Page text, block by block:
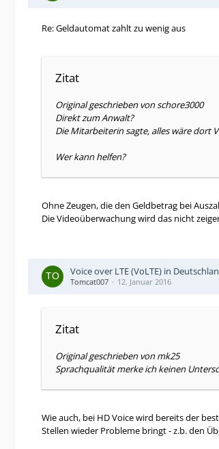
Re: Geldautomat zahlt zu wenig aus
Zitat
Original geschrieben von schore3000
Direkt zum Anwalt?
Die Mitarbeiterin sagte, alles wäre dort
Wer kann helfen?
Ohne Zeugen, die den Geldbetrag bei
Die Videoüberwachung wird das nicht
Voice over LTE (VoLTE) in
Tomcat007 12. Januar 2016
Zitat
Original geschrieben von mk25
Sprachqualität merke ich keinen
Wie auch, bei HD Voice wird bereits der
Stellen wieder Probleme bringt - z.b. den